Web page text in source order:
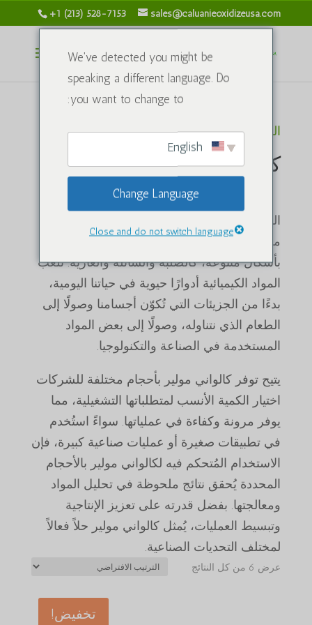
+1 (213) 528-7153 sales@caluanieoxidizeusa.com
الرئيسية/ كيميائي
كيميائي
عن
المواد الكيميائية هي مواد ذات تركيب كيميائي
محدد، قد تكون عناصر نقية أو مركبات. توجد
بأشكال متنوعة، كالصلبة والسائلة والغازية. تلعب
المواد الكيميائية أدوارًا حيوية في حياتنا اليومية،
بدءًا من الجزيئات التي تُكوّن أجسامنا وصولًا إلى
الطعام الذي نتناوله، وصولًا إلى بعض المواد
المستخدمة في الصناعة والتكنولوجيا.
يتيح توفر كالواني مولير بأحجام مختلفة للشركات
اختيار الكمية الأنسب لمتطلباتها التشغيلية، مما
يوفر مرونة وكفاءة في عملياتها. سواءً استُخدم
في تطبيقات صغيرة أو عمليات صناعية كبيرة، فإن
الاستخدام المُتحكم فيه لكالواني مولير بالأحجام
المحددة يُحقق نتائج ملحوظة في تحليل المواد
ومعالجتها. بفضل قدرته على تعزيز الإنتاجية
وتبسيط العمليات، يُمثل كالواني مولير حلاً فعالاً
لمختلف التحديات الصناعية.
عرض ⁦6⁩ من كل النتائج
تخفيض!
We've detected you might be
speaking a different language. Do
you want to change to:
Change Language
Close and do not switch language